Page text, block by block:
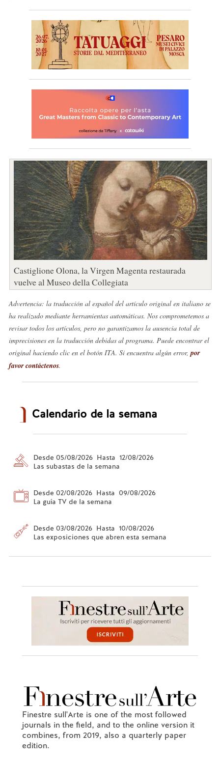
Castiglione Olona, la Virgen Magenta restaurada
vuelve al Museo della Collegiata
Advertencia: la traducción al español del artículo original en italiano se
ha realizado mediante herramientas automáticas. Nos comprometemos a
revisar todos los artículos, pero no garantizamos la ausencia total de
imprecisiones en la traducción debidas al programa. Puede encontrar el
original haciendo clic en el botón ITA. Si encuentra algún error,por
favor contáctenos.
Calendario de la semana
Desde 05/08/2026 Hasta 12/08/2026
Las subastas de la semana
Desde 02/08/2026 Hasta 09/08/2026
La guía TV de la semana
Desde 03/08/2026 Hasta 10/08/2026
Las exposiciones que abren esta semana
Finestre sull'Arte is one of the most followed
journals in the field, and to the online version it
combines, from 2019, also a quarterly paper
edition.